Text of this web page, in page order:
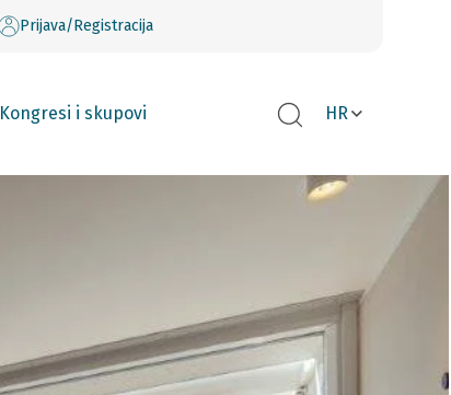
Prijava/Registracija
Kongresi i skupovi HR